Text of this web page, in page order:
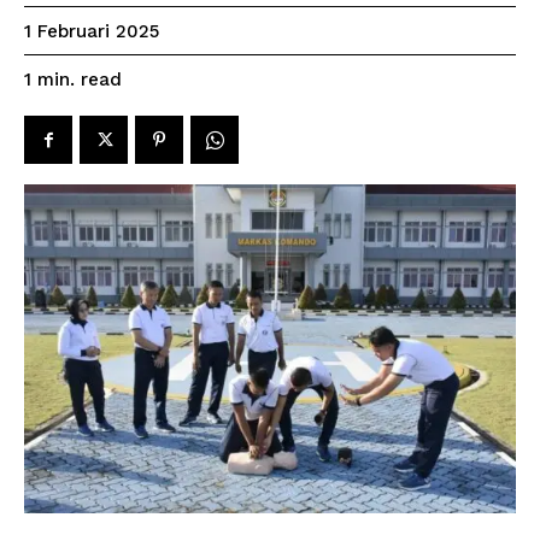
1 Februari 2025
1 min. read